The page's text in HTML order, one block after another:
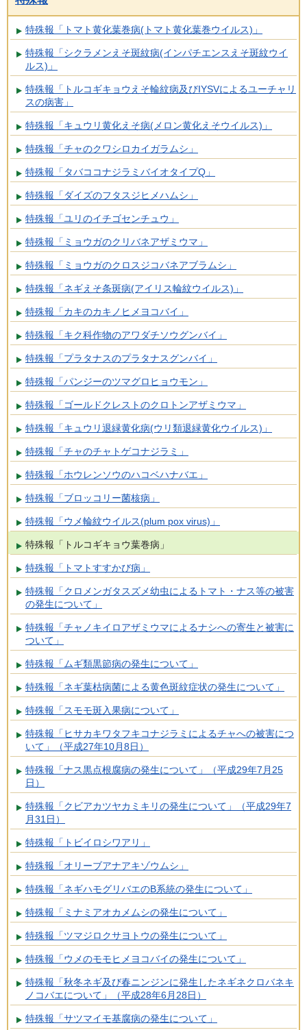
特殊報「トマト黄化葉巻病(トマト黄化葉巻ウイルス)」
特殊報「シクラメンえそ斑紋病(インパチエンスえそ斑紋ウイ
ルス)」
特殊報「トルコギキョウえそ輪紋病及びIYSVによるユーチャリ
スの病害」
特殊報「キュウリ黄化えそ病(メロン黄化えそウイルス)」
特殊報「チャのクワシロカイガラムシ」
特殊報「タバココナジラミバイオタイプQ」
特殊報「ダイズのフタスジヒメハムシ」
特殊報「ユリのイチゴセンチュウ」
特殊報「ミョウガのクリバネアザミウマ」
特殊報「ミョウガのクロスジコバネアブラムシ」
特殊報「ネギえそ条斑病(アイリス輪紋ウイルス)」
特殊報「カキのカキノヒメヨコバイ」
特殊報「キク科作物のアワダチソウグンバイ」
特殊報「プラタナスのプラタナスグンバイ」
特殊報「パンジーのツマグロヒョウモン」
特殊報「ゴールドクレストのクロトンアザミウマ」
特殊報「キュウリ退緑黄化病(ウリ類退緑黄化ウイルス)」
特殊報「チャのチャトゲコナジラミ」
特殊報「ホウレンソウのハコベハナバエ」
特殊報「ブロッコリー菌核病」
特殊報「ウメ輪紋ウイルス(plum pox virus)」
特殊報「トルコギキョウ葉巻病」
特殊報「トマトすすかび病」
特殊報「クロメンガタスズメ幼虫によるトマト・ナス等の被害
の発生について」
特殊報「チャノキイロアザミウマによるナシへの寄生と被害に
ついて」
特殊報「ムギ類黒節病の発生について」
特殊報「ネギ葉枯病菌による黄色斑紋症状の発生について」
特殊報「スモモ斑入果病について」
特殊報「ヒサカキワタフキコナジラミによるチャへの被害につ
いて」（平成27年10月8日）
特殊報「ナス黒点根腐病の発生について」（平成29年7月25
日）
特殊報「クビアカツヤカミキリの発生について」（平成29年7
月31日）
特殊報「トビイロシワアリ」
特殊報「オリーブアナアキゾウムシ」
特殊報「ネギハモグリバエのB系統の発生について」
特殊報「ミナミアオカメムシの発生について」
特殊報「ツマジロクサヨトウの発生について」
特殊報「ウメのモモヒメヨコバイの発生について」
特殊報「秋冬ネギ及び春ニンジンに発生したネギネクロバネキ
ノコバエについて」（平成28年6月28日）
特殊報「サツマイモ基腐病の発生について」